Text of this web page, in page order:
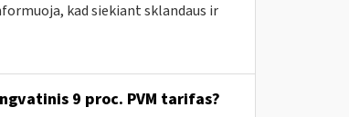
kad siekiant sklandaus ir
9 proc. PVM tarifas?